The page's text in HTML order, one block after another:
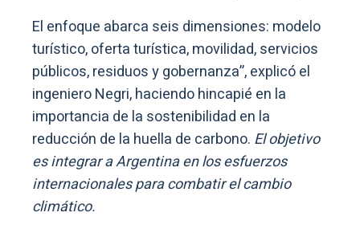
El enfoque abarca seis dimensiones: modelo
turístico, oferta turística, movilidad, servicios
públicos, residuos y gobernanza”, explicó el
ingeniero Negri, haciendo hincapié en la
importancia de la sostenibilidad en la
reducción de la huella de carbono. El objetivo
es integrar a Argentina en los esfuerzos
internacionales para combatir el cambio
climático.